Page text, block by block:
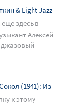
& Light Jazz –
еще здесь в
Алексей
джазовый
(1941): Из
к этому